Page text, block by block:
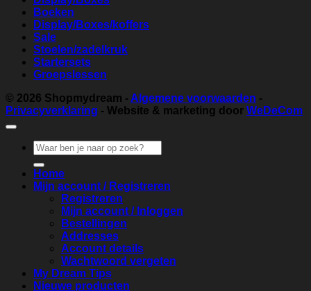
Boeken
Display/Boxes/koffers
Sale
Stoelen/zadelkruk
Startersets
Groepslessen
© 2026 Shopmydream - Algemene voorwaarden -
Privacyverklaring - Website & marketing door WeDeCom
Zoeken
naar:
Home
Mijn account / Registreren
Registreren
Mijn account / Inloggen
Bestellingen
Addresses
Account details
Wachtwoord vergeten
My Dream Tips
Nieuwe producten